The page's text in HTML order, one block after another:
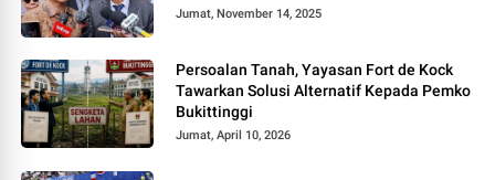
Jumat, November 14, 2025
Persoalan Tanah, Yayasan Fort de Kock
Tawarkan Solusi Alternatif Kepada Pemko
Bukittinggi
Jumat, April 10, 2026